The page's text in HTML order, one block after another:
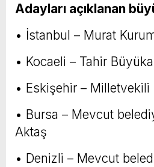
Adayları açıklanan
• İstanbul – Murat
• Kocaeli – Tahir
• Eskişehir –
• Bursa – Mevcut
Aktaş
• Denizli – Mevcut